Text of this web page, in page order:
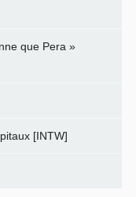
que Pera »
[INTW]